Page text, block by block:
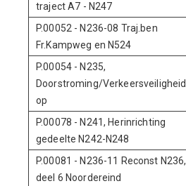
traject A7 - N247
P.00052 - N236-08 Traj.ben
Fr.Kampweg en N524
P.00054 - N235,
Doorstroming/Verkeersveiligheid
op
P.00078 - N241, Herinrichting
gedeelte N242-N248
P.00081 - N236-11 Reconst N236,
deel 6 Noordereind